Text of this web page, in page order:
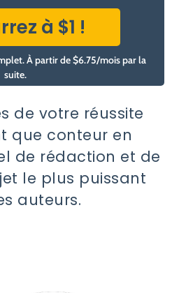
à $1 !
À partir de $6.75/mois par la
suite.
de votre réussite
que conteur en
de rédaction et de
le plus puissant
auteurs.